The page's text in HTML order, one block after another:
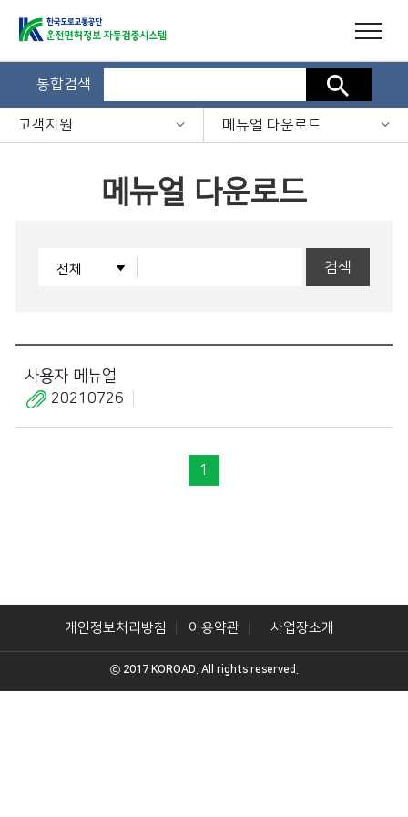
통합검색 검색
고객지원 메뉴얼 다운로드
메뉴얼 다운로드
검색
사용자 메뉴얼
20210726
1
개인정보처리방침 이용약관 사업장소개
ⓒ 2017 KOROAD. All rights reserved.